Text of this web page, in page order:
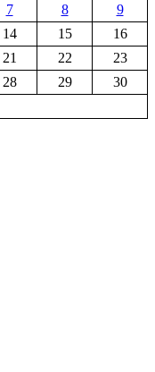
7 8
9
14 15
16
21 22
23
28 29
30